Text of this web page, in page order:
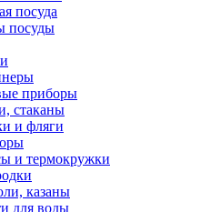
посуда
посуды
приборы
стаканы
и фляги
и термокружки
казаны
для воды